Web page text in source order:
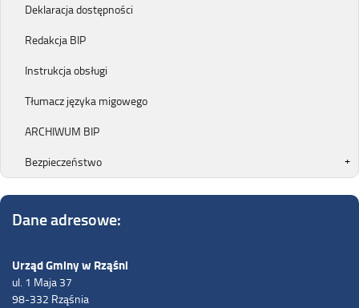
Deklaracja dostępności
Redakcja BIP
Instrukcja obsługi
Tłumacz języka migowego
ARCHIWUM BIP
Bezpieczeństwo
Dane adresowe:
Urząd Gminy w Rząśni
ul. 1 Maja 37
98-332 Rząśnia